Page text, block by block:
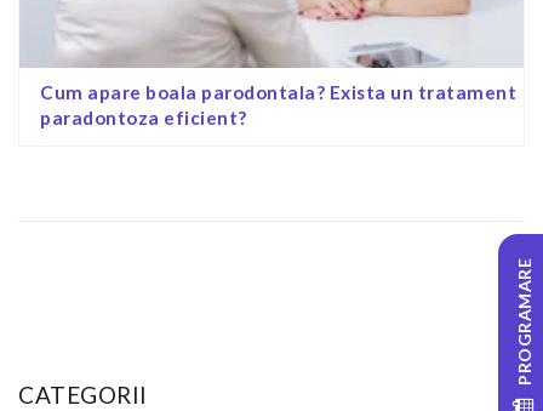
Cum apare boala parodontala? Exista un tratament
paradontoza eficient?
CATEGORII
PROGRAMARE